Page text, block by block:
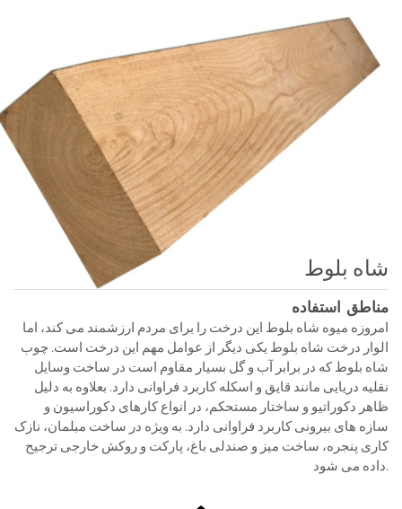
شاه بلوط
مناطق استفاده
امروزه میوه شاه بلوط این درخت را برای مردم ارزشمند می کند، اما
الوار درخت شاه بلوط یکی دیگر از عوامل مهم این درخت است. چوب
شاه بلوط که در برابر آب و گل بسیار مقاوم است در ساخت وسایل
نقلیه دریایی مانند قایق و اسکله کاربرد فراوانی دارد. بعلاوه به دلیل
ظاهر دکوراتیو و ساختار مستحکم، در انواع کارهای دکوراسیون و
سازه های بیرونی کاربرد فراوانی دارد. به ویژه در ساخت مبلمان، نازک
کاری پنجره، ساخت میز و صندلی باغ، پارکت و روکش خارجی ترجیح
داده می شود.